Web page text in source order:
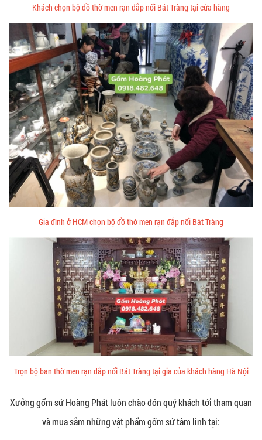
Khách chọn bộ đồ thờ men rạn đắp nổi Bát Tràng tại cửa hàng
Gia đình ở HCM chọn bộ đồ thờ men rạn đắp nổi Bát Tràng
Trọn bộ ban thờ men rạn đắp nổi Bát Tràng tại gia của khách hàng Hà Nội
Xưởng gốm sứ Hoàng Phát luôn chào đón quý khách tới tham quan
và mua sắm những vật phẩm gốm sứ tâm linh tại: